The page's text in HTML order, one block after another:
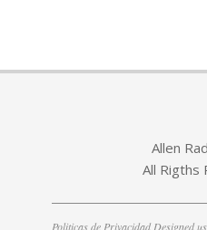
Allen
All Rigths
Politicas de PrivacidadDesigned